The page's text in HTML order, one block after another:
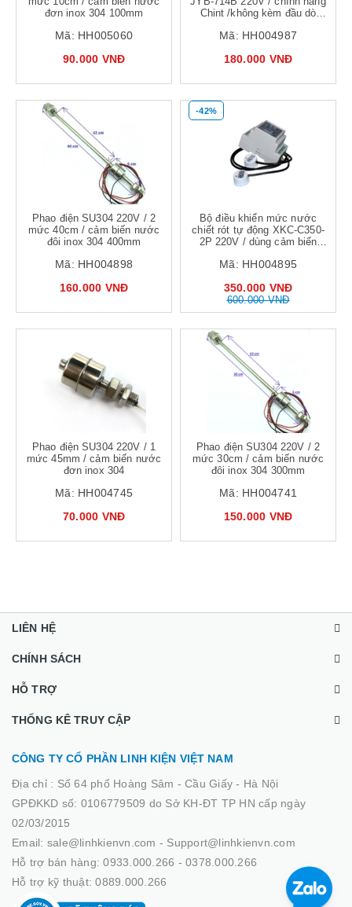
đơn inox 304 100mm
Mã: HH005060
90.000 VNĐ
Chint /không kèm đầu dò
Mã: HH004987
180.000 VNĐ
Phao điện SU304 220V / 2
mức 40cm / cảm biến nước
đôi inox 304 400mm
Mã: HH004898
160.000 VNĐ
-42%
Bộ điều khiển mức nước
chiết rót tự động XKC-C350-
2P 220V / dùng cảm biến
mét
Mã: HH004895
350.000 VNĐ
600.000 VNĐ
Phao điện SU304 220V / 1
mức 45mm / cảm biến nước
đơn inox 304
Mã: HH004745
70.000 VNĐ
Phao điện SU304 220V / 2
mức 30cm / cảm biến nước
đôi inox 304 300mm
Mã: HH004741
150.000 VNĐ
LIÊN HỆ
CHÍNH SÁCH
HỖ TRỢ
THỐNG KÊ TRUY CẬP
CÔNG TY CỔ PHẦN LINH KIỆN VIỆT NAM
Địa chỉ : Số 64 phố Hoàng Sâm - Cầu Giấy - Hà Nội
GPĐKKD số: 0106779509 do Sở KH-ĐT TP HN cấp ngày
02/03/2015
Email: sale@linhkienvn.com - Support@linhkienvn.com
Hỗ trợ bán hàng: 0933.000.266 - 0378.000.266
Hỗ trợ kỹ thuật: 0889.000.266